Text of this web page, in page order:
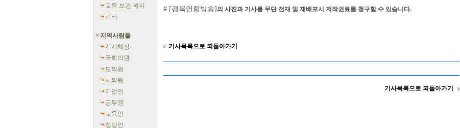
교육.보건.복지
기타
지역사람들
지자체장
국회의원
도의원
시의원
기업인
공무원
교육인
정당인
# [경북연합방송]의 사진과 기사를 무단 전재 및 재배포시 저작권료를 청구할 수 있습니다.
기사목록으로 되돌아가기
기사목록으로 되돌아가기